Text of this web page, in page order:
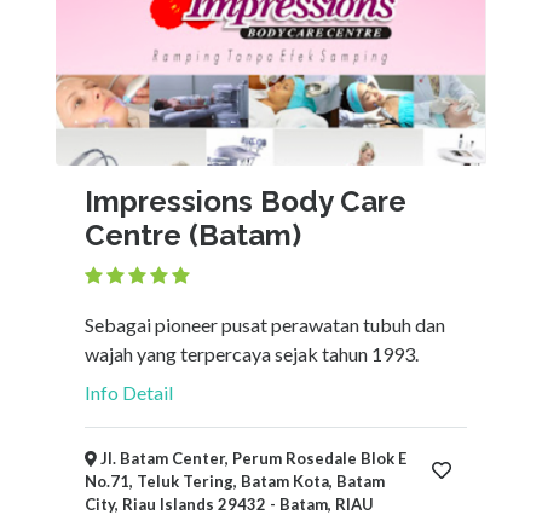
Impressions Body Care
Centre (Batam)
Sebagai pioneer pusat perawatan tubuh dan
wajah yang terpercaya sejak tahun 1993.
Info Detail
Jl. Batam Center, Perum Rosedale Blok E
No.71, Teluk Tering, Batam Kota, Batam
City, Riau Islands 29432 - Batam, RIAU